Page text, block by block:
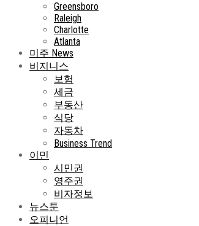
Greensboro
Raleigh
Charlotte
Atlanta
미주 News
비지니스
보험
세금
부동산
식당
자동차
Business Trend
이민
시민권
영주권
비자정보
뉴스툰
오피니언